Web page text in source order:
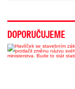
DOPORUČUJEME